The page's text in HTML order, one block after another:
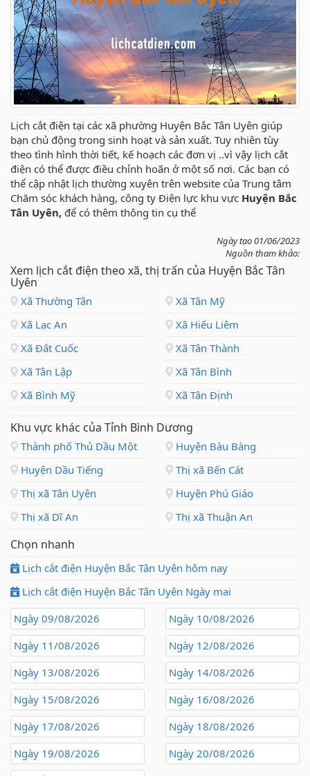
Lịch cắt điện tại các xã phường Huyện Bắc Tân Uyên giúp
bạn chủ động trong sinh hoạt và sản xuất. Tuy nhiên tùy
theo tình hình thời tiết, kế hoạch các đơn vị ..vì vậy lịch cắt
điện có thể được điều chỉnh hoãn ở một số nơi. Các bạn có
thể cập nhật lịch thường xuyên trên website của Trung tâm
Chăm sóc khách hàng, công ty Điện lực khu vực Huyện Bắc
Tân Uyên, để có thêm thông tin cụ thể
Ngày tạo 01/06/2023
Nguồn tham khảo:
Xem lịch cắt điện theo xã, thị trấn của Huyện Bắc Tân
Uyên
Xã Thường Tân
Xã Tân Mỹ
Xã Lạc An
Xã Hiếu Liêm
Xã Đất Cuốc
Xã Tân Thành
Xã Tân Lập
Xã Tân Bình
Xã Bình Mỹ
Xã Tân Định
Khu vực khác của Tỉnh Bình Dương
Thành phố Thủ Dầu Một
Huyện Bàu Bàng
Huyện Dầu Tiếng
Thị xã Bến Cát
Thị xã Tân Uyên
Huyện Phú Giáo
Thị xã Dĩ An
Thị xã Thuận An
Chọn nhanh
Lịch cắt điện Huyện Bắc Tân Uyên hôm nay
Lịch cắt điện Huyện Bắc Tân Uyên Ngày mai
Ngày 09/08/2026
Ngày 10/08/2026
Ngày 11/08/2026
Ngày 12/08/2026
Ngày 13/08/2026
Ngày 14/08/2026
Ngày 15/08/2026
Ngày 16/08/2026
Ngày 17/08/2026
Ngày 18/08/2026
Ngày 19/08/2026
Ngày 20/08/2026